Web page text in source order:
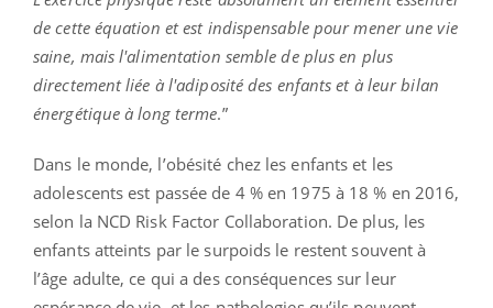
de cette équation et est indispensable pour mener une vie
saine, mais l'alimentation semble de plus en plus
directement liée à l'adiposité des enfants et à leur bilan
énergétique à long terme.”
Dans le monde, l’obésité chez les enfants et les
adolescents est passée de 4 % en 1975 à 18 % en 2016,
selon la NCD Risk Factor Collaboration. De plus, les
enfants atteints par le surpoids le restent souvent à
l’âge adulte, ce qui a des conséquences sur leur